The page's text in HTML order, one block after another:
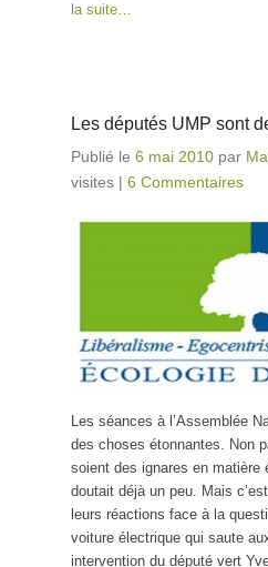
la suite…
Les députés UMP sont
Publié le 6 mai 2010 par
visites | 6 Commentaires
Les séances à l’Assemblée
des choses étonnantes. Non
soient des ignares en matière
doutait déjà un peu. Mais
leurs réactions face à la
voiture électrique qui saute
intervention du député vert